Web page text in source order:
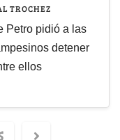
TROCHEZ
Petro pidió a las
detener
ellos